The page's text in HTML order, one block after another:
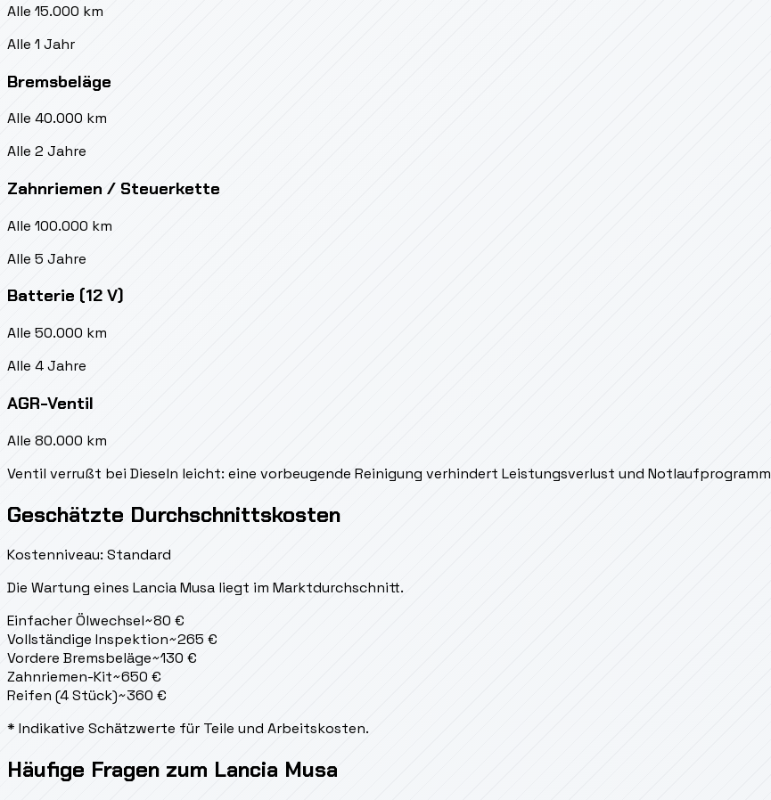
Alle 15.000 km
Alle 1 Jahr
Bremsbeläge
Alle 40.000 km
Alle 2 Jahre
Zahnriemen / Steuerkette
Alle 100.000 km
Alle 5 Jahre
Batterie (12 V)
Alle 50.000 km
Alle 4 Jahre
AGR-Ventil
Alle 80.000 km
Ventil verrußt bei Dieseln leicht: eine vorbeugende Reinigung verhindert Leistungsverlust und Notlaufprogramm
Geschätzte Durchschnittskosten
Kostenniveau: Standard
Die Wartung eines Lancia Musa liegt im Marktdurchschnitt.
Einfacher Ölwechsel~80 €
Vollständige Inspektion~265 €
Vordere Bremsbeläge~130 €
Zahnriemen-Kit~650 €
Reifen (4 Stück)~360 €
* Indikative Schätzwerte für Teile und Arbeitskosten.
Häufige Fragen zum Lancia Musa